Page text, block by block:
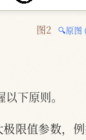
图2 🔍原
下原则。
极限值参数，